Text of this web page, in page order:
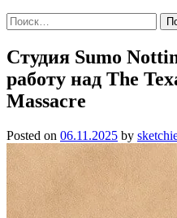
Найти:
Студия Sumo
работу над The
Massacre
Posted on 06.11.2025 by